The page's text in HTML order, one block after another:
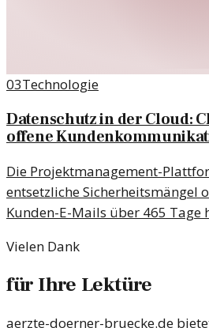
03Technologie
Datenschutz in der Cloud:
offene
Die Projektmanagement-
entsetzliche Sicherheitsmängel
Kunden-E-Mails über 465 Tage
Vielen Dank
für Ihre Lektüre
aerzte-doerner-bruecke.de